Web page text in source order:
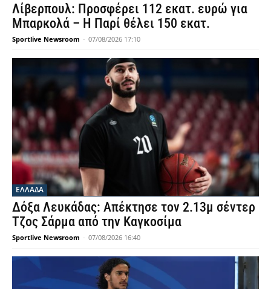
Λίβερπουλ: Προσφέρει 112 εκατ. ευρώ για
Μπαρκολά – Η Παρί θέλει 150 εκατ.
Sportlive Newsroom - 07/08/2026 17:10
ΕΛΛΑΔΑ
Δόξα Λευκάδας: Απέκτησε τον 2.13μ σέντερ
Τζος Σάρμα από την Καγκοσίμα
Sportlive Newsroom - 07/08/2026 16:40